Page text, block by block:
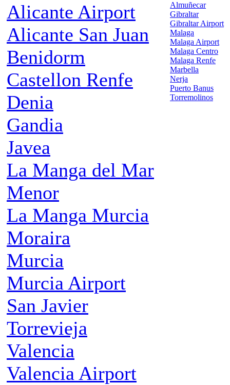
Alicante Airport
Alicante San Juan
Benidorm
Castellon Renfe
Denia
Gandia
Javea
La Manga del Mar
Menor
La Manga Murcia
Moraira
Murcia
Murcia Airport
San Javier
Torrevieja
Valencia
Valencia Airport
Almuñecar
Gibraltar
Gibraltar Airport
Malaga
Malaga Airport
Malaga Centro
Malaga Renfe
Marbella
Nerja
Puerto Banus
Torremolinos